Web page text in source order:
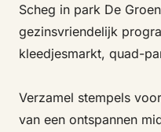
Scheg in park De
gezinsvriendelijk
kleedjesmarkt, quad-
Verzamel stempels
van een ontspannen